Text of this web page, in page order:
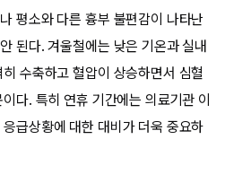
평소와 다른 흉부 불편감이 나타난
된다. 겨울철에는 낮은 기온과 실내
수축하고 혈압이 상승하면서 심혈
다. 특히 연휴 기간에는 의료기관 이
급상황에 대한 대비가 더욱 중요하